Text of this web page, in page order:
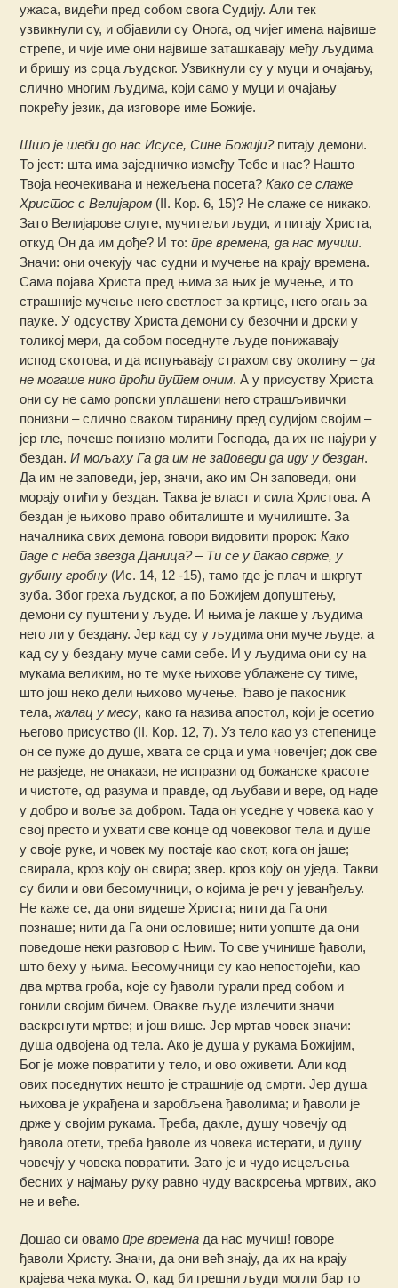
ужаса, видећи пред собом свога Судију. Али тек
узвикнули су, и објавили су Онога, од чијег имена највише
стрепе, и чије име они највише заташкавају међу људима
и бришу из срца људског. Узвикнули су у муци и очајању,
слично многим људима, који само у муци и очајању
покрећу језик, да изговоре име Божије.
Што је теби до нас Исусе, Сине Божији?питају демони.
То јест: шта има заједничко између Тебе и нас? Нашто
Твоја неочекивана и нежељена посета?Како се слаже
Христос с Велијаром (II. Кор. 6, 15)? Не слаже се никако.
Зато Велијарове слуге, мучитељи људи, и питају Христа,
откуд Он да им дође? И то:пре времена, да нас мучиш.
Значи: они очекују час судни и мучење на крају времена.
Сама појава Христа пред њима за њих је мучење, и то
страшније мучење него светлост за кртице, него огањ за
пауке. У одсуству Христа демони су безочни и дрски у
толикој мери, да собом поседнуте људе понижавају
испод скотова, и да испуњавају страхом сву околину –да
не могаше нико проћи путем оним. А у присуству Христа
они су не само ропски уплашени него страшљивички
понизни – слично сваком тиранину пред судијом својим –
јер гле, почеше понизно молити Господа, да их не најури у
бездан.И мољаху Га да им не заповеди да иду у бездан.
Да им не заповеди, јер, значи, ако им Он заповеди, они
морају отићи у бездан. Таква је власт и сила Христова. А
бездан је њихово право обиталиште и мучилиште. За
началника свих демона говори видовити пророк:Како
паде с неба звезда Даница? – Ти се у пакао сврже, у
дубину гробну (Ис. 14, 12 -15), тамо где је плач и шкргут
зуба. Због греха људског, а по Божијем допуштењу,
демони су пуштени у људе. И њима је лакше у људима
него ли у бездану. Јер кад су у људима они муче људе, а
кад су у бездану муче сами себе. И у људима они су на
мукама великим, но те муке њихове ублажене су тиме,
што још неко дели њихово мучење. Ђаво је пакосник
тела,жалац у месу, како га назива апостол, који је осетио
његово присуство (II. Кор. 12, 7). Уз тело као уз степенице
он се пуже до душе, хвата се срца и ума човечјег; док све
не разједе, не онакази, не испразни од божанске красоте
и чистоте, од разума и правде, од љубави и вере, од наде
у добро и воље за добром. Тада он уседне у човека као у
свој престо и ухвати све конце од човековог тела и душе
у своје руке, и човек му постаје као скот, кога он јаше;
свирала, кроз коју он свира; звер. кроз коју он уједа. Такви
су били и ови бесомучници, о којима је реч у јеванђељу.
Не каже се, да они видеше Христа; нити да Га они
познаше; нити да Га они ословише; нити уопште да они
поведоше неки разговор с Њим. То све учинише ђаволи,
што беху у њима. Бесомучници су као непостојећи, као
два мртва гроба, које су ђаволи гурали пред собом и
гонили својим бичем. Овакве људе излечити значи
васкрснути мртве; и још више. Јер мртав човек значи:
душа одвојена од тела. Ако је душа у рукама Божијим,
Бог је може повратити у тело, и ово оживети. Али код
ових поседнутих нешто је страшније од смрти. Јер душа
њихова је украђена и заробљена ђаволима; и ђаволи је
држе у својим рукама. Треба, дакле, душу човечју од
ђавола отети, треба ђаволе из човека истерати, и душу
човечју у човека повратити. Зато је и чудо исцељења
бесних у најмању руку равно чуду васкрсења мртвих, ако
не и веће.
Дошао си овамопре времена да нас мучиш! говоре
ђаволи Христу. Значи, да они већ знају, да их на крају
крајева чека мука. О, кад би грешни људи могли бар то